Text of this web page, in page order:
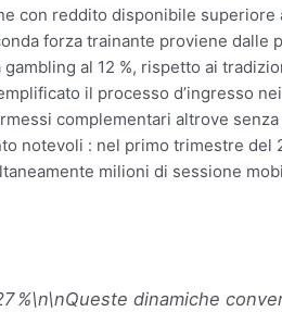
con reddito disponibile
forza trainante proviene
al 12 %, rispetto ai
il processo d’ingresso
complementari altrove
notevoli : nel primo trimestre
milioni di sessione
dinamiche